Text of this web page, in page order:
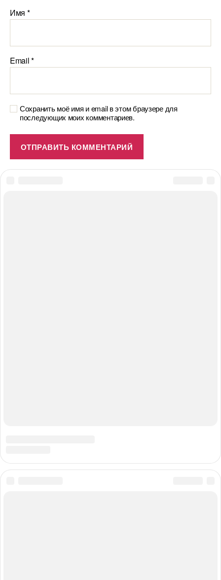
Имя *
Email*
Сохранить моё имя и email в этом браузере для
последующих моих комментариев.